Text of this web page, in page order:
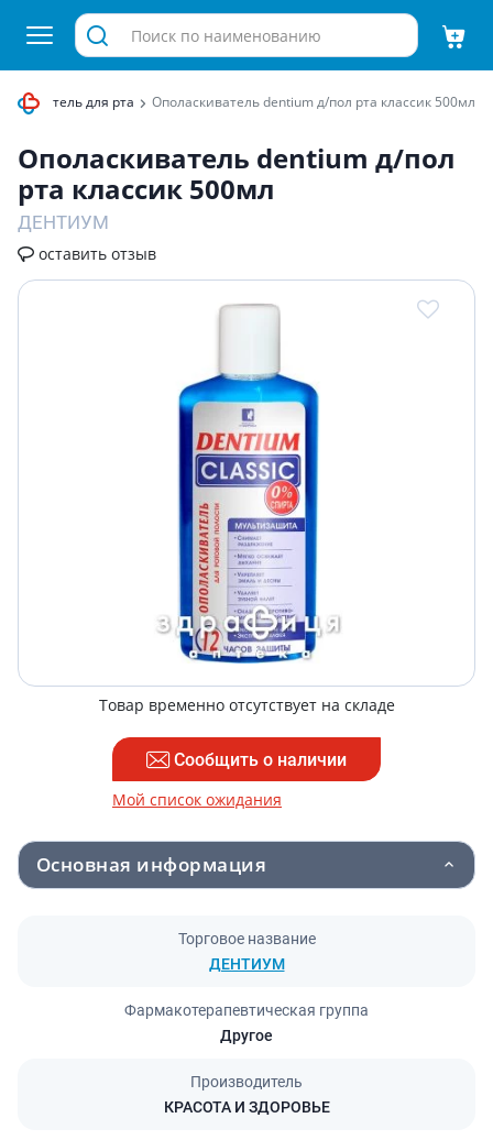
для рта Ополаскиватель dentium д/пол рта классик 500мл
Ополаскиватель dentium д/пол
рта классик 500мл
ДЕНТИУМ
оставить отзыв
Товар временно отсутствует на складе
Сообщить о наличии
Мой список ожидания
Основная информация
Торговое название
ДЕНТИУМ
Фармакотерапевтическая группа
Другое
Производитель
КРАСОТА И ЗДОРОВЬЕ